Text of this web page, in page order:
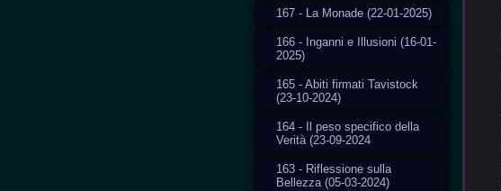
167 - La Monade (22-01-2025)
166 - Inganni e Illusioni (16-01-
2025)
165 - Abiti firmati Tavistock
(23-10-2024)
164 - Il peso specifico della
Verità (23-09-2024
163 - Riflessione sulla
Bellezza (05-03-2024)